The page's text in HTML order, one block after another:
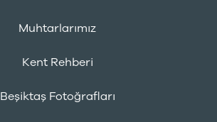
Muhtarlarımız
Kent Rehberi
Beşiktaş Fotoğrafları